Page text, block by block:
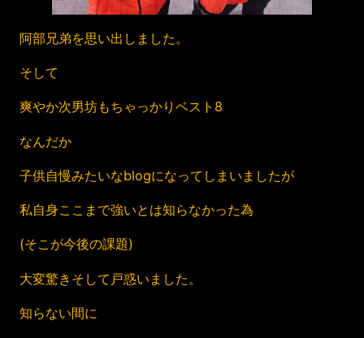
阿部兄弟を思い出しました。
そして
爽やか次男坊もちゃっかりベスト8
なんだか
子供自慢みたいなblogになってしまいましたが
私自身ここまで強いとは知らなかった為
(そこが今後の課題)
大変驚きそして戸惑いました。
知らない間に